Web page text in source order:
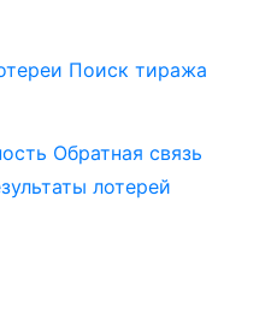
Поиск тиража
Обратная связь
лотерей